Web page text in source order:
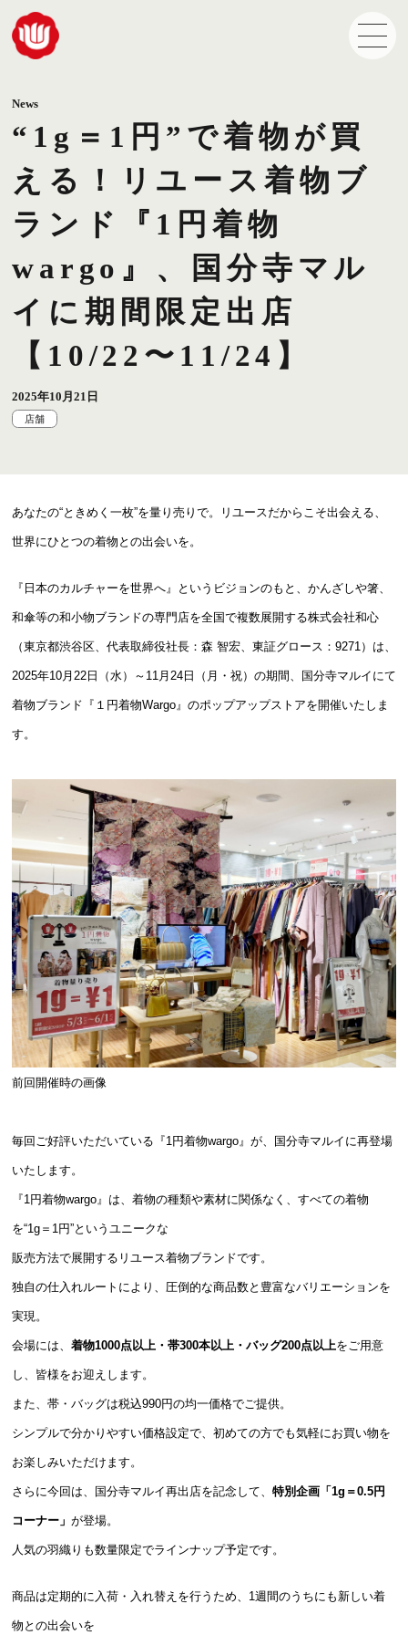
News
“1g＝1円”で着物が買
える！リユース着物ブ
ランド『1円着物
wargo』、国分寺マル
イに期間限定出店
【10/22〜11/24】
2025年10月21日
店舗
あなたの“ときめく一枚”を量り売りで。リユースだからこそ出会える、
世界にひとつの着物との出会いを。
『日本のカルチャーを世界へ』というビジョンのもと、かんざしや箸、
和傘等の和小物ブランドの専門店を全国で複数展開する株式会社和心
（東京都渋谷区、代表取締役社長：森 智宏、東証グロース：9271）は、
2025年10月22日（水）～11月24日（月・祝）の期間、国分寺マルイにて
着物ブランド『１円着物Wargo』のポップアップストアを開催いたしま
す。
前回開催時の画像
毎回ご好評いただいている『1円着物wargo』が、国分寺マルイに再登場
いたします。
『1円着物wargo』は、着物の種類や素材に関係なく、すべての着物
を“1g＝1円”というユニークな
販売方法で展開するリユース着物ブランドです。
独自の仕入れルートにより、圧倒的な商品数と豊富なバリエーションを
実現。
会場には、 着物1000点以上・帯300本以上・バッグ200点以上をご用意
し、皆様をお迎えします。
また、帯・バッグは税込990円の均一価格でご提供。
シンプルで分かりやすい価格設定で、初めての方でも気軽にお買い物を
お楽しみいただけます。
さらに今回は、国分寺マルイ再出店を記念して、 特別企画「1g＝0.5円
コーナー」 が登場。
人気の羽織りも数量限定でラインナップ予定です。
商品は定期的に入荷・入れ替えを行うため、1週間のうちにも新しい着
物との出会いを